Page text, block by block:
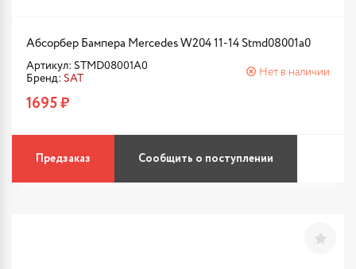
Абсорбер Бампера Mercedes W204 11-14 Stmd08001a0
Артикул: STMD08001A0
Бренд: SAT
Нет в наличии
1695 ₽
Предзаказ Сообщить о поступлении